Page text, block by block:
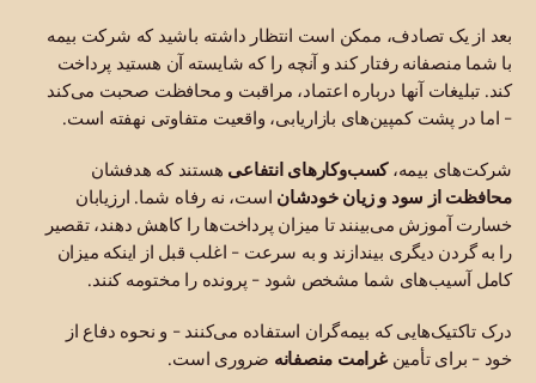
بعد از یک تصادف، ممکن است انتظار داشته باشید که شرکت بیمه
با شما منصفانه رفتار کند و آنچه را که شایسته آن هستید پرداخت
کند. تبلیغات آنها درباره اعتماد، مراقبت و محافظت صحبت می‌کند
- اما در پشت کمپین‌های بازاریابی، واقعیت متفاوتی نهفته است.
شرکت‌های بیمه،کسب‌وکارهای انتفاعی هستند که هدفشان
محافظت از سود و زیان خودشان است، نه رفاه شما. ارزیابان
خسارت آموزش می‌بینند تا میزان پرداخت‌ها را کاهش دهند، تقصیر
را به گردن دیگری بیندازند و به سرعت - اغلب قبل از اینکه میزان
کامل آسیب‌های شما مشخص شود - پرونده را مختومه کنند.
درک تاکتیک‌هایی که بیمه‌گران استفاده می‌کنند - و نحوه دفاع از
خود - برای تأمینغرامت منصفانه ضروری است.